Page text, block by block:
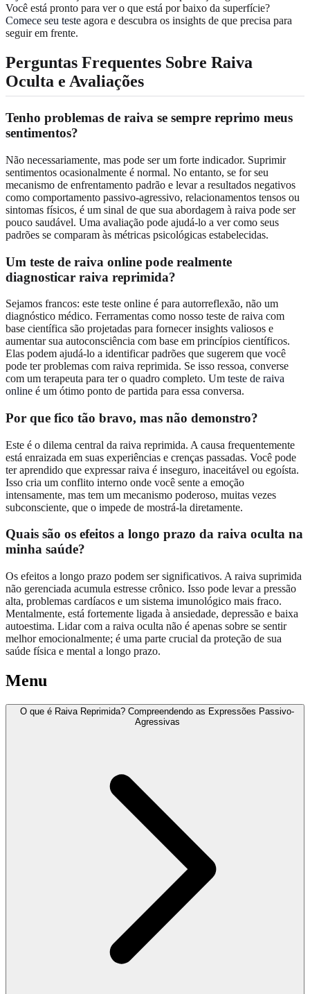
Você está pronto para ver o que está por baixo da superfície?
Comece seu teste agora e descubra os insights de que precisa para
seguir em frente.
Perguntas Frequentes Sobre Raiva
Oculta e Avaliações
Tenho problemas de raiva se sempre reprimo meus
sentimentos?
Não necessariamente, mas pode ser um forte indicador. Suprimir
sentimentos ocasionalmente é normal. No entanto, se for seu
mecanismo de enfrentamento padrão e levar a resultados negativos
como comportamento passivo-agressivo, relacionamentos tensos ou
sintomas físicos, é um sinal de que sua abordagem à raiva pode ser
pouco saudável. Uma avaliação pode ajudá-lo a ver como seus
padrões se comparam às métricas psicológicas estabelecidas.
Um teste de raiva online pode realmente
diagnosticar raiva reprimida?
Sejamos francos: este teste online é para autorreflexão, não um
diagnóstico médico. Ferramentas como nosso teste de raiva com
base científica são projetadas para fornecer insights valiosos e
aumentar sua autoconsciência com base em princípios científicos.
Elas podem ajudá-lo a identificar padrões que sugerem que você
pode ter problemas com raiva reprimida. Se isso ressoa, converse
com um terapeuta para ter o quadro completo. Um teste de raiva
online é um ótimo ponto de partida para essa conversa.
Por que fico tão bravo, mas não demonstro?
Este é o dilema central da raiva reprimida. A causa frequentemente
está enraizada em suas experiências e crenças passadas. Você pode
ter aprendido que expressar raiva é inseguro, inaceitável ou egoísta.
Isso cria um conflito interno onde você sente a emoção
intensamente, mas tem um mecanismo poderoso, muitas vezes
subconsciente, que o impede de mostrá-la diretamente.
Quais são os efeitos a longo prazo da raiva oculta na
minha saúde?
Os efeitos a longo prazo podem ser significativos. A raiva suprimida
não gerenciada acumula estresse crônico. Isso pode levar a pressão
alta, problemas cardíacos e um sistema imunológico mais fraco.
Mentalmente, está fortemente ligada à ansiedade, depressão e baixa
autoestima. Lidar com a raiva oculta não é apenas sobre se sentir
melhor emocionalmente; é uma parte crucial da proteção de sua
saúde física e mental a longo prazo.
Menu
O que é Raiva Reprimida? Compreendendo as Expressões Passivo-
Agressivas